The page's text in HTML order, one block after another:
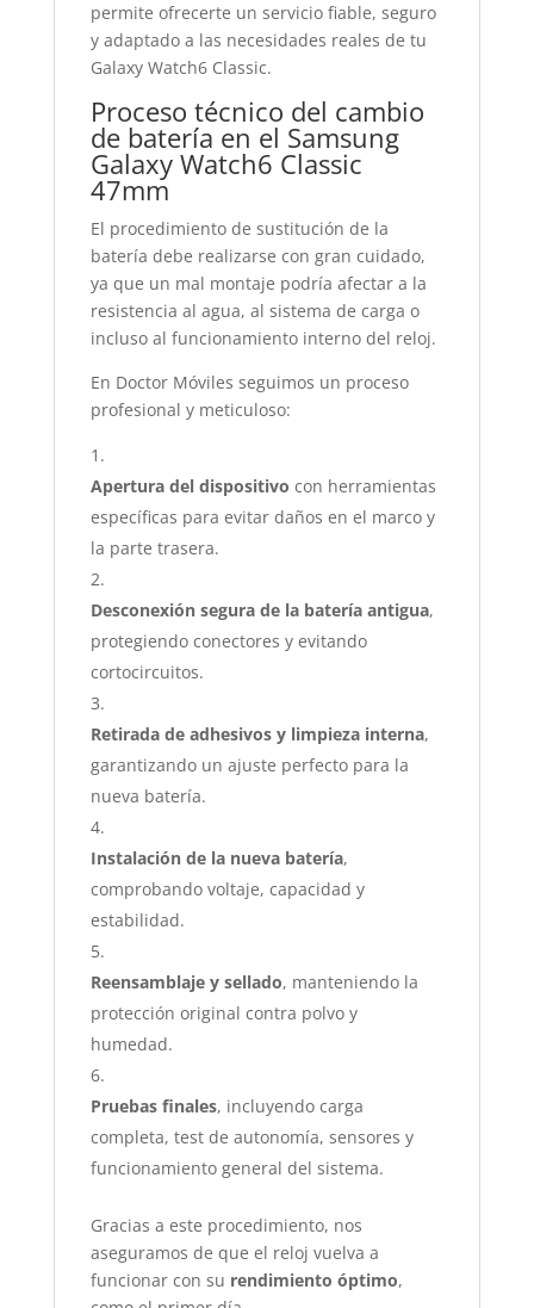
permite ofrecerte un servicio fiable, seguro
y adaptado a las necesidades reales de tu
Galaxy Watch6 Classic.
Proceso técnico del cambio
de batería en el Samsung
Galaxy Watch6 Classic
47mm
El procedimiento de sustitución de la
batería debe realizarse con gran cuidado,
ya que un mal montaje podría afectar a la
resistencia al agua, al sistema de carga o
incluso al funcionamiento interno del reloj.
En Doctor Móviles seguimos un proceso
profesional y meticuloso:
Apertura del dispositivo con herramientas
específicas para evitar daños en el marco y
la parte trasera.
Desconexión segura de la batería antigua,
protegiendo conectores y evitando
cortocircuitos.
Retirada de adhesivos y limpieza interna,
garantizando un ajuste perfecto para la
nueva batería.
Instalación de la nueva batería,
comprobando voltaje, capacidad y
estabilidad.
Reensamblaje y sellado, manteniendo la
protección original contra polvo y
humedad.
Pruebas finales, incluyendo carga
completa, test de autonomía, sensores y
funcionamiento general del sistema.
Gracias a este procedimiento, nos
aseguramos de que el reloj vuelva a
funcionar con su rendimiento óptimo,